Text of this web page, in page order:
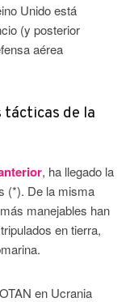
Unido está
(y posterior
aérea
tácticas de la
, ha llegado la
(*). De la misma
manejables han
en tierra,
en Ucrania